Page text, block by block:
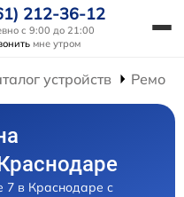
212-36-12
с 9:00 до 21:00
мне утром
устройств
7 в Краснодаре с